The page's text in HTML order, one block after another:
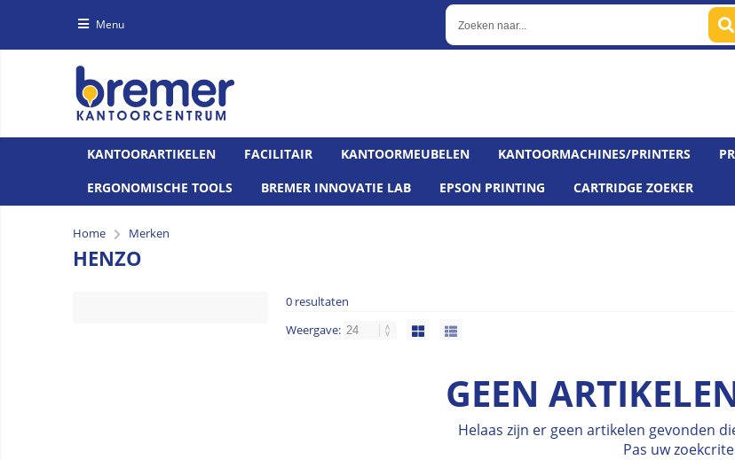
Menu
KANTOORARTIKELEN FACILITAIR KANTOORMEUBELEN KANTOORMACHINES/PRINTERS
ERGONOMISCHE TOOLS
BREMER INNOVATIE LAB EPSON PRINTING CARTRIDGE ZOEKER
Home Merken
HENZO
0 resultaten
Weergave:
GEEN
Helaas zijn er geen artikelen gevonden
Pas uw